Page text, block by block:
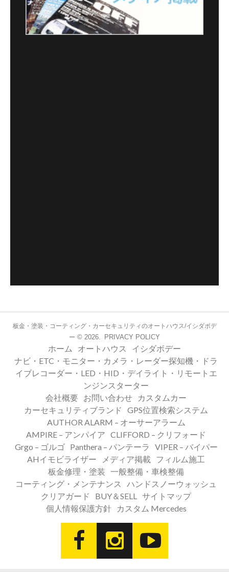
板金・塗装・コーティング・カーセキュリティのオートハウス/イシダボデ
ー © 2026. PRIVACY POLICY
ホーム オートハウス
イシダボデー
ナビ・ETC・モニター・カメラ・レーダー探知機・ドラ
イブレコーダー・LED・HID・デイライト・リモートエ
ンジンスターター
会社概要
お問い合わせ
カスタムカー
カーセキュリティブランド
GPS位置検索システム
AUTHOR ALARM – オーサーアラーム
AMPIRE – アンパイア CLIFFORD – クリフォード
Grgo – ゴルゴ
Panthera – パンテーラ
VIPER – バイパー
AHイモビライザー
メディア掲載
フィルム施工
板金修理・塗装 一般整備・車検整備
コーティング・メンテナンス
ハンドスノーウォッシュ
クリアガード
BUY＆SELL
サイトマップ
個人情報保護方針
カスタム Mercedes